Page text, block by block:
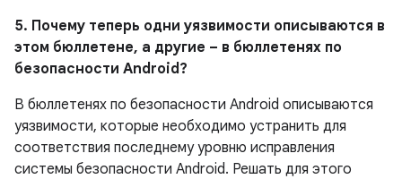
5. Почему теперь одни уязвимости описываются в
этом бюллетене, а другие – в бюллетенях по
безопасности Android?
В бюллетенях по безопасности Android описываются
уязвимости, которые необходимо устранить для
соответствия последнему уровню исправления
системы безопасности Android. Решать для этого